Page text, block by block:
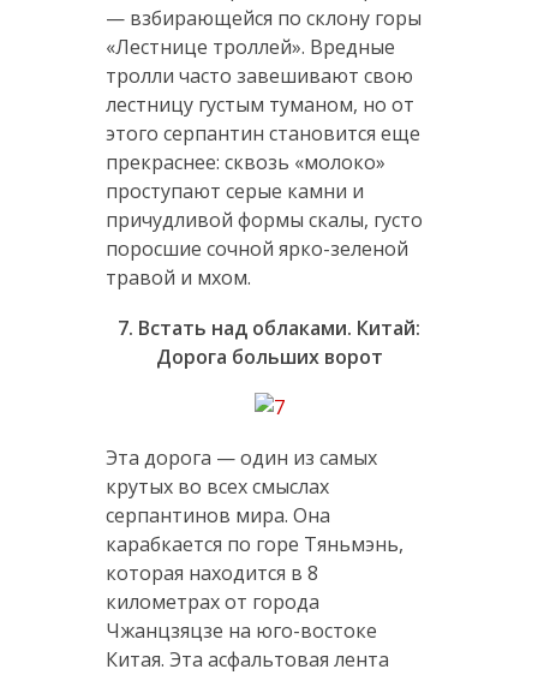
— взбирающейся по склону горы
«Лестнице троллей». Вредные
тролли часто завешивают свою
лестницу густым туманом, но от
этого серпантин становится еще
прекраснее: сквозь «молоко»
проступают серые камни и
причудливой формы скалы, густо
поросшие сочной ярко-зеленой
травой и мхом.
7. Встать над облаками. Китай:
Дорога больших ворот
Эта дорога — один из самых
крутых во всех смыслах
серпантинов мира. Она
карабкается по горе Тяньмэнь,
которая находится в 8
километрах от города
Чжанцзяцзе на юго-востоке
Китая. Эта асфальтовая лента